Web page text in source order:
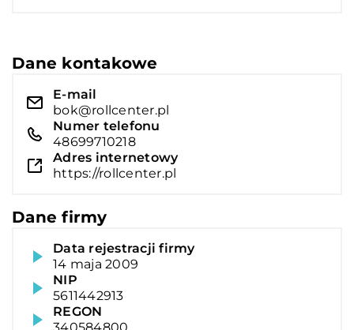
Dane kontakowe
E-mail
bok@rollcenter.pl
Numer telefonu
48699710218
Adres internetowy
https://rollcenter.pl
Dane firmy
Data rejestracji firmy
14 maja 2009
NIP
5611442913
REGON